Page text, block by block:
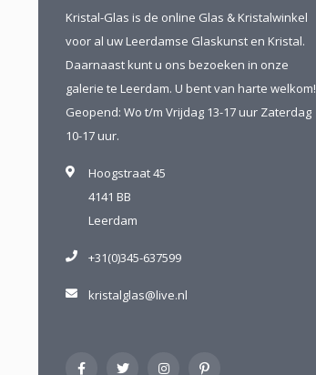
Kristal-Glas is de online Glas & Kristalwinkel
voor al uw Leerdamse Glaskunst en Kristal.
Daarnaast kunt u ons bezoeken in onze
galerie te Leerdam. U bent van harte welkom!
Geopend: Wo t/m Vrijdag 13-17 uur Zaterdag
10-17 uur.
Hoogstraat 45
4141 BB
Leerdam
+31(0)345-637599
kristalglas@live.nl